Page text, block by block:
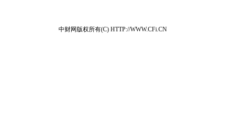
中财网版权所有(C) HTTP://WWW.CFi.CN